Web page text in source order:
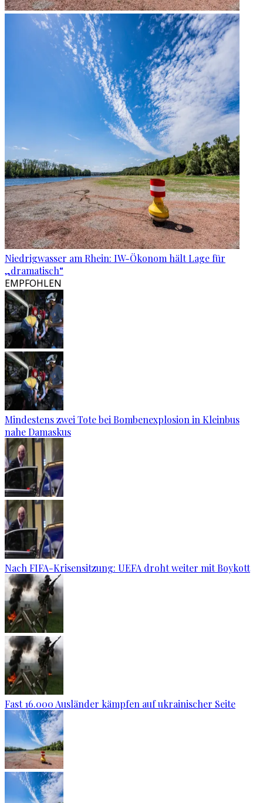
Niedrigwasser am Rhein: IW-Ökonom hält Lage für
„dramatisch“
EMPFOHLEN
Mindestens zwei Tote bei Bombenexplosion in Kleinbus
nahe Damaskus
Nach FIFA-Krisensitzung: UEFA droht weiter mit Boykott
Fast 16.000 Ausländer kämpfen auf ukrainischer Seite